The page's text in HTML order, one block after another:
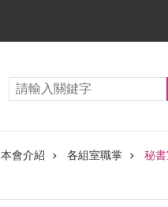
本會介紹 各組室職掌 秘書